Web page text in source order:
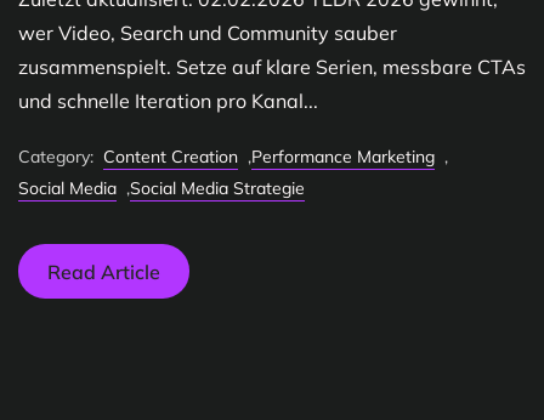
wer Video, Search und Community sauber
zusammenspielt. Setze auf klare Serien, messbare CTAs
und schnelle Iteration pro Kanal...
Category: Content Creation ,Performance Marketing ,
Social Media ,Social Media Strategie
Read Article